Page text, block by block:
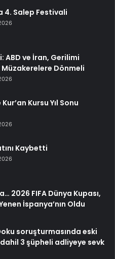
4. Salep Festivali
ABD ve İran, Gerilimi
Dönmeli
Kursu Yıl Sonu
Kaybetti
2026 FIFA Dünya Kupası,
İspanya’nın Oldu
soruşturmasında eski
3 şüpheli adliyeye sevk